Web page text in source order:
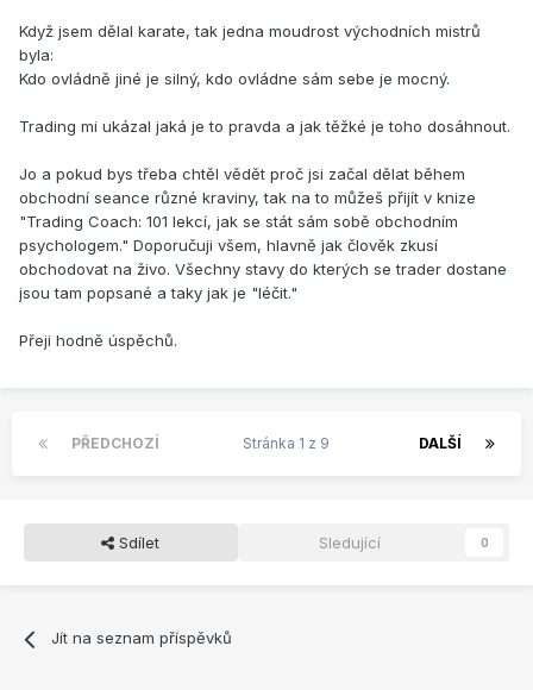
Když jsem dělal karate, tak jedna moudrost východních mistrů
byla:
Kdo ovládně jiné je silný, kdo ovládne sám sebe je mocný.
Trading mi ukázal jaká je to pravda a jak těžké je toho dosáhnout.
Jo a pokud bys třeba chtěl vědět proč jsi začal dělat během
obchodní seance různé kraviny, tak na to můžeš přijít v knize
"Trading Coach: 101 lekcí, jak se stát sám sobě obchodním
psychologem." Doporučuji všem, hlavně jak člověk zkusí
obchodovat na živo. Všechny stavy do kterých se trader dostane
jsou tam popsané a taky jak je "léčit."
Přeji hodně úspěchů.
PŘEDCHOZÍ DALŠÍ
Stránka 1 z 9
Sdílet Sledující 0
Jít na seznam příspěvků